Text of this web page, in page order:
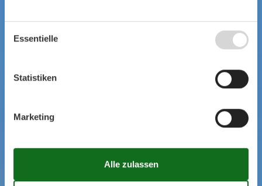
Essentielle
Statistiken
Marketing